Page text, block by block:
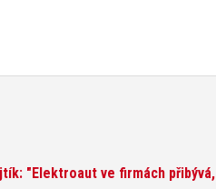
"Elektroaut ve firmách přibývá,